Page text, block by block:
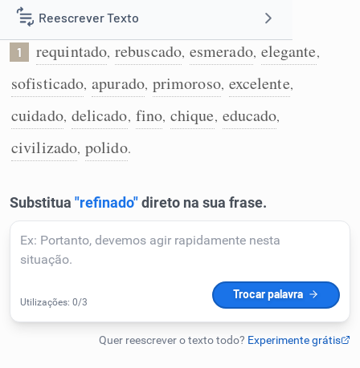
Reescrever Texto
Resumir Texto
Corrigir Texto
Detector de IA
Humanizador de IA
Que demonstra refinamento:
1 requintado, rebuscado, esmerado, elegante,
sofisticado, apurado, primoroso, excelente,
cuidado, delicado, fino, chique, educado,
civilizado, polido.